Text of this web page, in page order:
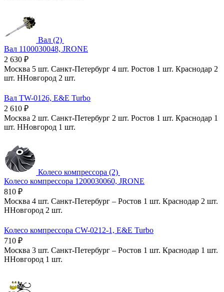
Вал (2)
Вал 1100030048, JRONE
2 630 ₽
Москва 5 шт. Санкт-Петербург 4 шт. Ростов 1 шт. Краснодар 2
шт. ННовгород 2 шт.
Вал TW-0126, E&E Turbo
2 610 ₽
Москва 2 шт. Санкт-Петербург 2 шт. Ростов 1 шт. Краснодар 1
шт. ННовгород 1 шт.
Колесо компрессора (2)
Колесо компрессора 1200030060, JRONE
810 ₽
Москва 4 шт. Санкт-Петербург – Ростов 1 шт. Краснодар 2 шт.
ННовгород 2 шт.
Колесо компрессора CW-0212-1, E&E Turbo
710 ₽
Москва 3 шт. Санкт-Петербург – Ростов 1 шт. Краснодар 1 шт.
ННовгород 1 шт.